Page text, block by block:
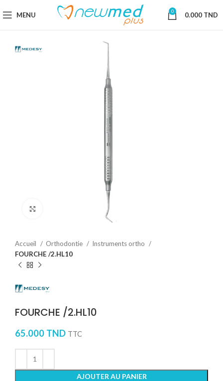
MENU 0 0.000 TND
Accueil Orthodontie
Instruments ortho
FOURCHE /2.HL10
FOURCHE /2.HL10
65.000 TND TTC
AJOUTER AU PANIER